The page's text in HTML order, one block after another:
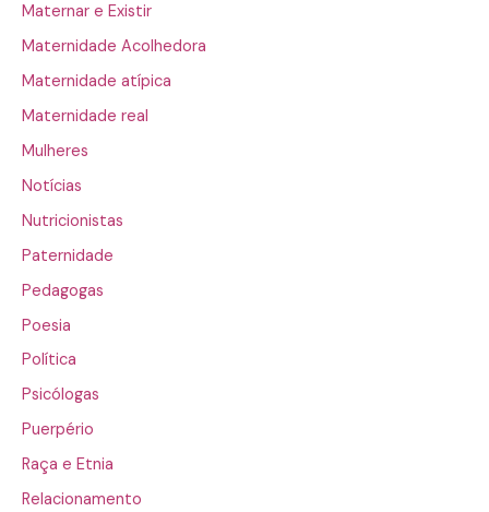
Maternar e Existir
Maternidade Acolhedora
Maternidade atípica
Maternidade real
Mulheres
Notícias
Nutricionistas
Paternidade
Pedagogas
Poesia
Política
Psicólogas
Puerpério
Raça e Etnia
Relacionamento